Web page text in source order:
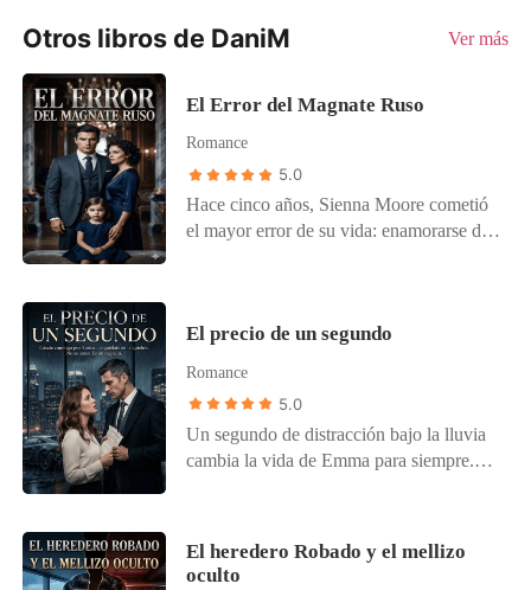
Otros libros de DaniM Ver más
El Error del Magnate Ruso
Romance
5.0
Hace cinco años, Sienna Moore cometió
el mayor error de su vida: enamorarse de
no fue más que un pasatiempo antes de
buscarlo, solo para chocar contra un muro
de desprecio y amenazas levantado por el
círculo de hierro del magnate. Sola y con
frío y letal que nunca. Durante un viaje de
negocios a una pequeña ciudad para
El precio de un segundo
Romance
5.0
Un segundo de distracción bajo la lluvia
cambia la vida de Emma para siempre.
gélido y despiadado CEO de Vance
El heredero Robado y el mellizo
oculto